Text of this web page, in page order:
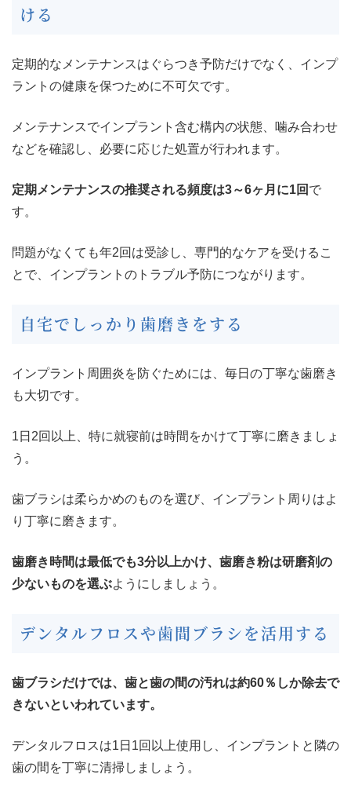
ける
定期的なメンテナンスはぐらつき予防だけでなく、インプ
ラントの健康を保つために不可欠です。
メンテナンスでインプラント含む構内の状態、噛み合わせ
などを確認し、必要に応じた処置が行われます。
定期メンテナンスの推奨される頻度は3～6ヶ月に1回 で
す。
問題がなくても年2回は受診し、専門的なケアを受けるこ
とで、インプラントのトラブル予防につながります。
自宅でしっかり歯磨きをする
インプラント周囲炎を防ぐためには、毎日の丁寧な歯磨き
も大切です。
1日2回以上、特に就寝前は時間をかけて丁寧に磨きましょ
う。
歯ブラシは柔らかめのものを選び、インプラント周りはよ
り丁寧に磨きます。
歯磨き時間は最低でも3分以上かけ、歯磨き粉は研磨剤の
少ないものを選ぶようにしましょう。
デンタルフロスや歯間ブラシを活用する
歯ブラシだけでは、歯と歯の間の汚れは約60％しか除去で
きないといわれています。
デンタルフロスは1日1回以上使用し、インプラントと隣の
歯の間を丁寧に清掃しましょう。